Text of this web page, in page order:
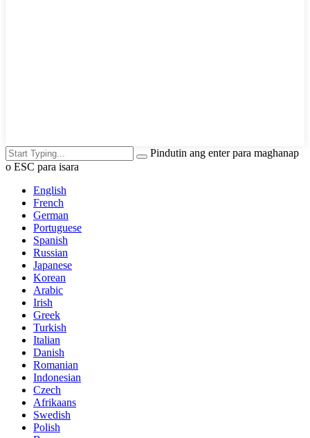
Pindutin ang enter para maghanap
o ESC para isara
English
French
German
Portuguese
Spanish
Russian
Japanese
Korean
Arabic
Irish
Greek
Turkish
Italian
Danish
Romanian
Indonesian
Czech
Afrikaans
Swedish
Polish